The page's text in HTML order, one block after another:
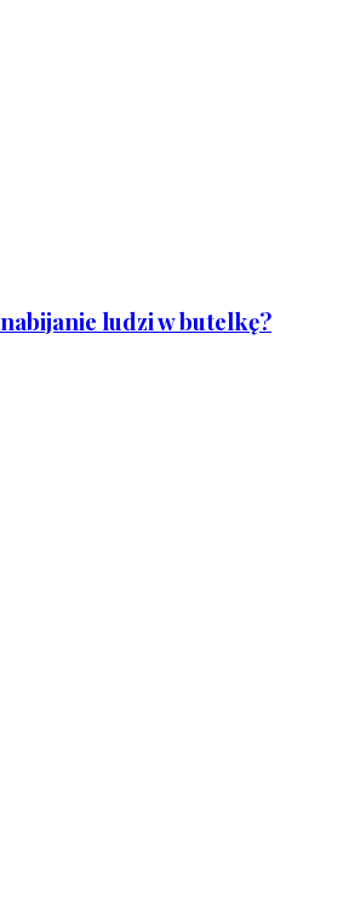
ludzi w butelkę?